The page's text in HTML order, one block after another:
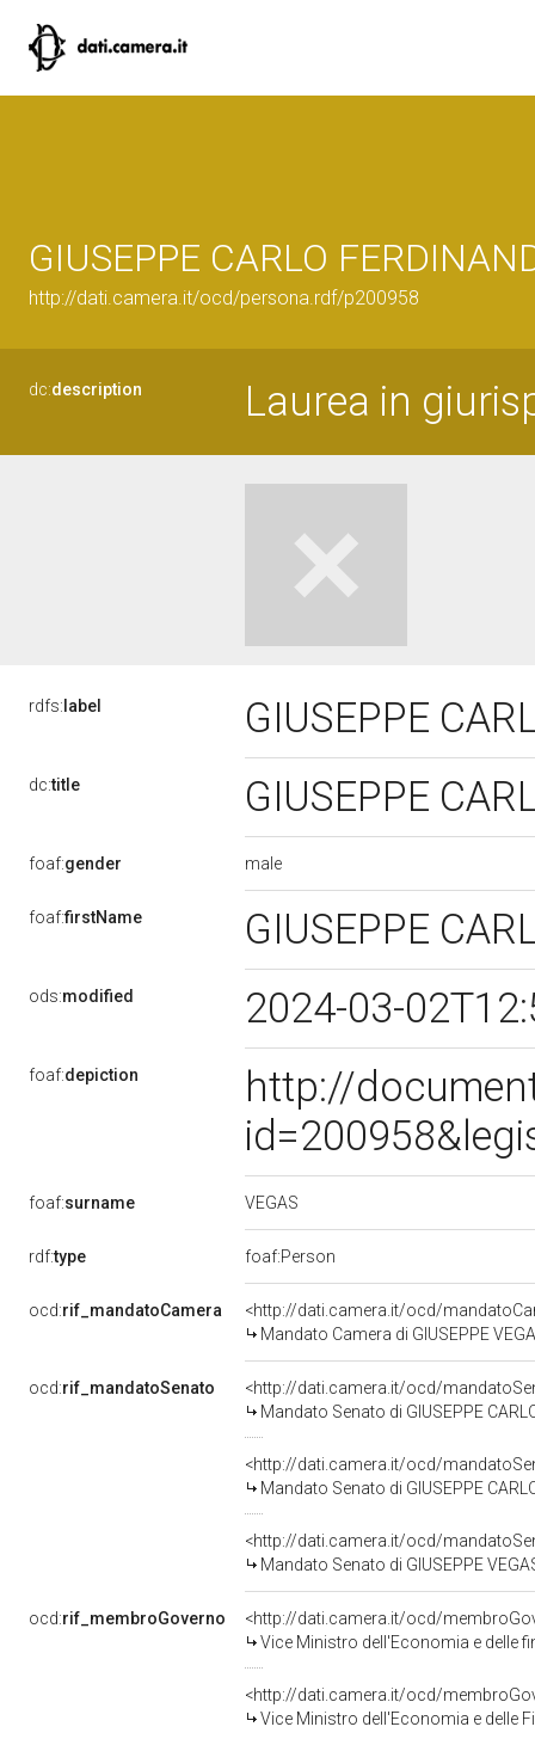
GIUSEPPE CARLO
http://dati.camera.it/ocd/persona.rdf/p200958
dc:description Laurea in
rdfs: label GIUSEPPE
dc:title GIUSEPPE
foaf:gender male
foaf:firstName GIUSEPPE
ods:modified 2024-03-
foaf:depiction
http://
foaf:surname VEGAS
rdf:type foaf:Person
ocd:rif_mandatoCamera
<http://dati.camera.it/ocd/
Mandato Camera di GIUSEPPE
ocd:rif_mandatoSenato
<http://dati.camera.it/ocd/
Mandato Senato di GIUSEPPE
<http://dati.camera.it/ocd/
Mandato Senato di GIUSEPPE
<http://dati.camera.it/ocd/
Mandato Senato di GIUSEPPE
ocd:rif_membroGoverno
<http://dati.camera.it/ocd/
Vice Ministro dell'Economia e delle
<http://dati.camera.it/ocd/
Vice Ministro dell'Economia e delle